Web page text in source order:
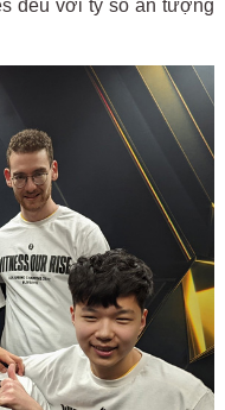
đều với tỷ số ấn tượng